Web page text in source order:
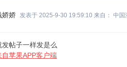
娇娇 发表于 2025-9-30 19:59:10 来自： 中国
发帖子一样发是么
自苹果APP客户端